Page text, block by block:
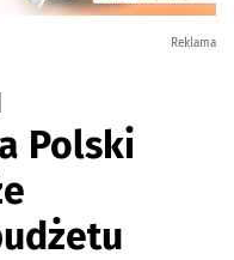
Reklama
Polski